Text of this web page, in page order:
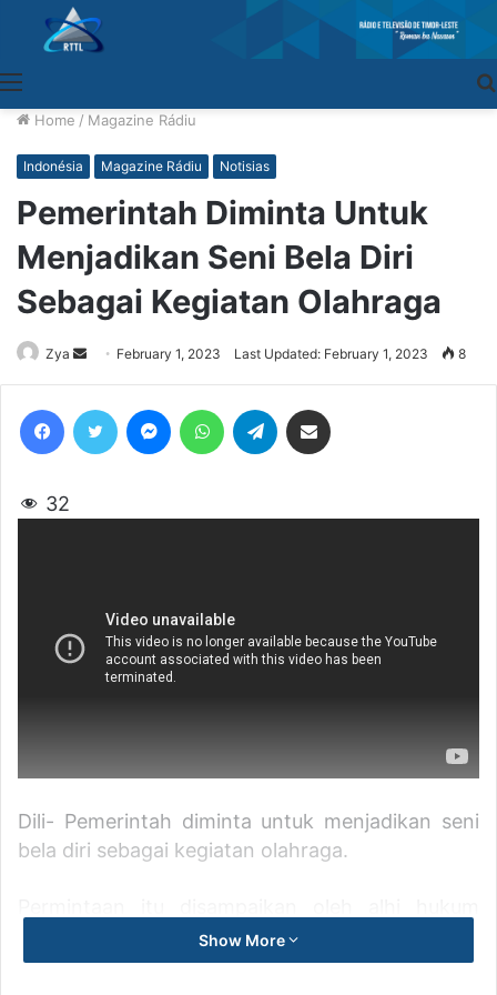
Home / Magazine Rádiu
Indonésia Magazine Rádiu Notisias
Pemerintah Diminta Untuk
Menjadikan Seni Bela Diri
Sebagai Kegiatan Olahraga
Zya
Send
an
email
February 1, 2023 Last Updated: February 1, 2023 8
32
Dili- Pemerintah diminta untuk menjadikan seni
bela diri sebagai kegiatan olahraga.
pribumi Avelino Coelho, terkait dengan
keterlibatan perguruan pencak silat dalam aksi
Show More